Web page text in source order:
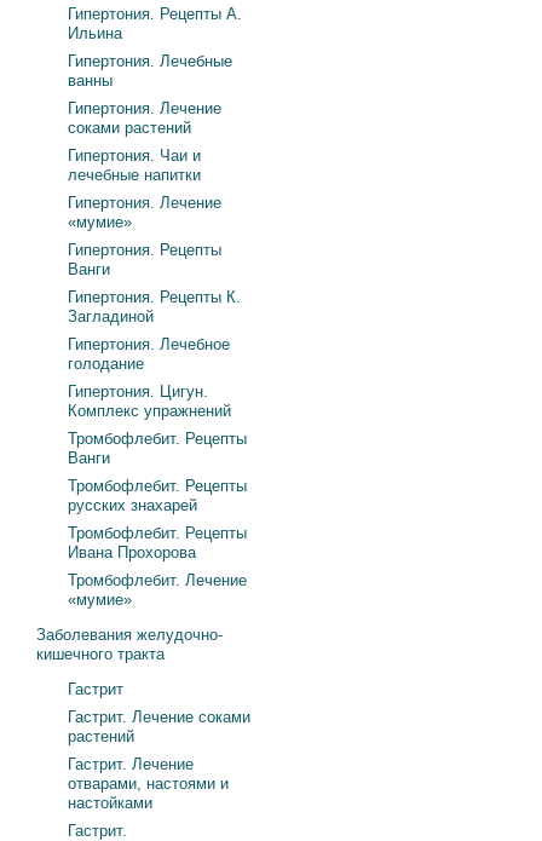
Гипертония. Рецепты А.
Ильина
Гипертония. Лечебные
ванны
Гипертония. Лечение
соками растений
Гипертония. Чаи и
лечебные напитки
Гипертония. Лечение
«мумие»
Гипертония. Рецепты
Ванги
Гипертония. Рецепты К.
Загладиной
Гипертония. Лечебное
голодание
Гипертония. Цигун.
Комплекс упражнений
Тромбофлебит. Рецепты
Ванги
Тромбофлебит. Рецепты
русских знахарей
Тромбофлебит. Рецепты
Ивана Прохорова
Тромбофлебит. Лечение
«мумие»
Заболевания желудочно-
кишечного тракта
Гастрит
Гастрит. Лечение соками
растений
Гастрит. Лечение
отварами, настоями и
настойками
Гастрит.